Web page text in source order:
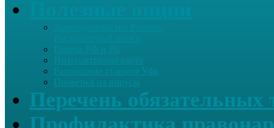
Интерактивная карта
Расписание станция Уфа
Проверка на вирусы
Перечень обязательных